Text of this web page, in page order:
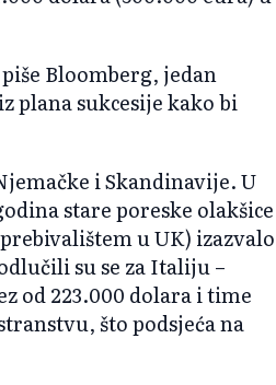
Bloomberg, jedan
plana sukcesije kako bi
i Skandinavije. U
stare poreske olakšice
u UK) izazvalo
su se za Italiju –
od 223.000 dolara i time
što podsjeća na